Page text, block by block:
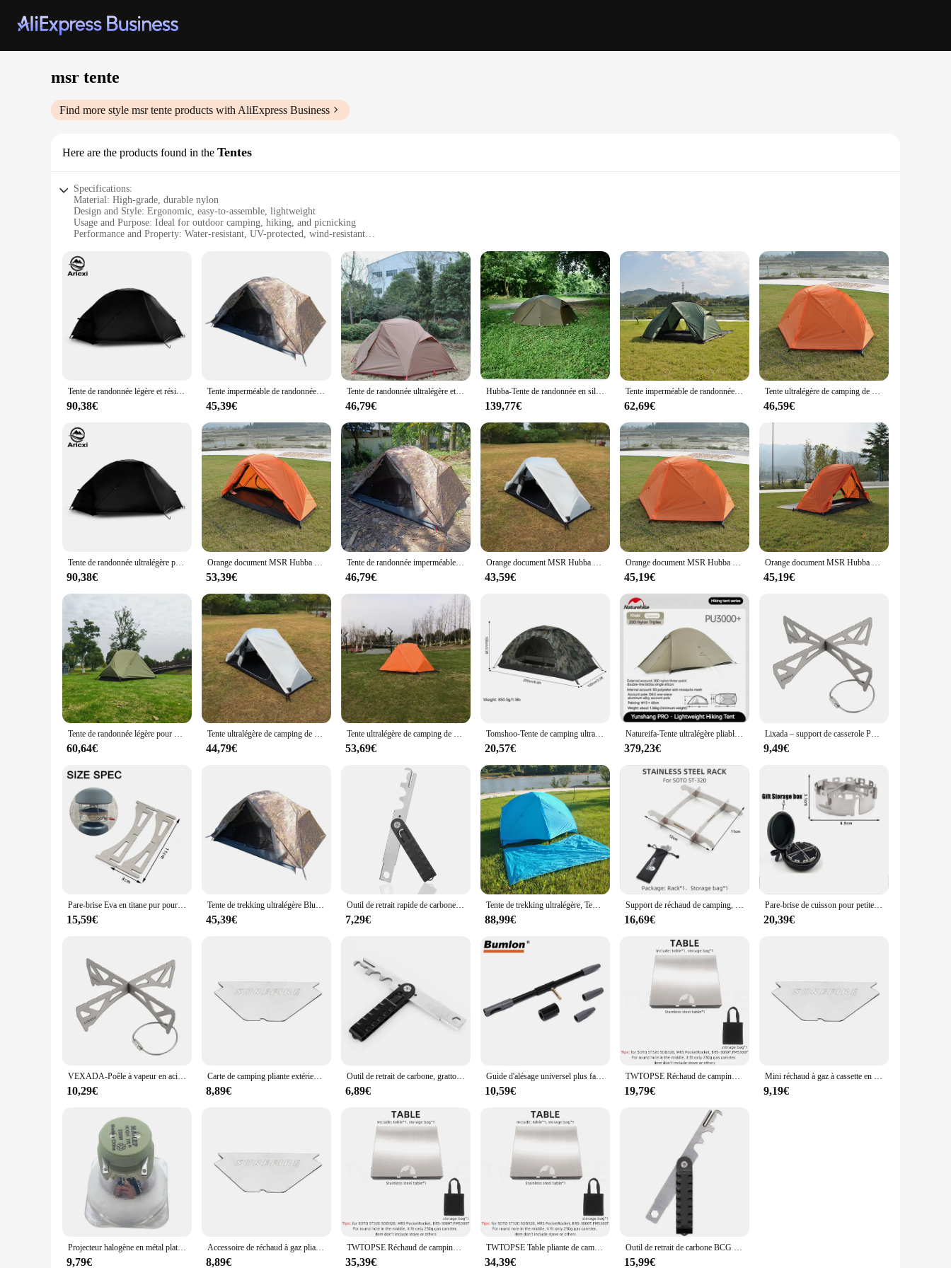
msr tente
Find more style msr tente products with AliExpress Business
Here are the products found in the Tentes
Specifications:
Material: High-grade, durable nylon
Design and Style: Ergonomic, easy-to-assemble, lightweight
Usage and Purpose: Ideal for outdoor camping, hiking, and picnicking
Performance and Property: Water-resistant, UV-protected, wind-resistant
Typical Adaptive Scenario: Versatile for various terrains and weather conditions
Features:
|Wholesale|Vendors|
**Durable Construction and Weather Resistance**
The msr tente is crafted from high-grade, durable nylon that is designed to withstand the rigors of outdoor adventures. Whether you're camping in the rain or hiking in the sun, this tent's water-
resistant and UV-protected fabric ensures your comfort and protection from the elements. The wind-resistant structure keeps you snug during unexpected gusts, making it a reliable shelter for any
outdoor activity.
The msr tente is not just about durability; it's also about convenience. The tent's design is focused on ease of assembly, allowing you to set up camp quickly and efficiently. Its lightweight nature makes
it easy to transport, making it an ideal choice for backpackers and hikers who value portability without compromising on comfort. The tent comes with a sturdy carrying bag, making it a breeze to
pack and carry wherever your adventures take you.
**Versatility and Adaptability**
This tent is a versatile addition to any outdoor enthusiast's gear. Its adaptable design makes it suitable for a wide range of scenarios, from family camping trips to solo hiking adventures. The msr
tente's compact size and lightweight construction make it a perfect fit for various terrains, from mountainous landscapes to beachside campsites. Its adaptability ensures that you have a reliable shelter,
no matter where your journey leads you.
Tente de randonnée légère et résistante à l'eau, revêtement en silicone 15D, style MSR Hubba NX, pour 1 homme
90,38€
Tente imperméable de randonnée, TXZ-015 tente de MSR viennent avec l'empreinte
45,39€
Tente de randonnée ultralégère et imperméable, tente améliorée MSR Hubaba NX, tente 2 personnes avec empreinte, 2 personnes, CZX-462
46,79€
Hubba-Tente de randonnée en silicone 15D pour homme, revêtement léger, style MSR NX, Ripstop, étanche, livraison rapide
139,77€
Tente imperméable de randonnée, TXZ-015 tente de MSR viennent avec l'empreinte
62,69€
Tente ultralégère de camping de double couche 1 hypothèque, CZX-217 imperméable Deliveralight 1 personne MSR Hubaba tente viennent avec l'empreinte
46,59€
Tente de randonnée ultralégère pour hommes, enduite de silicone, style MSR Hubba Hubba NX, tente de randonnée légère, tente imperméable Ripstop
90,38€
Orange document MSR Hubba Hubba NX 1 Tente de randonnée légère, CZX-305 étanche Deliveralight 1 homme tente, tente de trekking
53,39€
Tente de randonnée imperméable, poteau en aluminium d'aviation haut de gamme, double couche, 2 personnes, tente MSR TXZ-015, livrée avec une empreinte de pas
46,79€
Orange document MSR Hubba Hubba NX 1 Tente de randonnée légère, CZX-305 étanche Deliveralight 1 homme tente, tente de trekking
43,59€
Orange document MSR Hubba Hubba NX 1 Tente de randonnée légère, CZX-305 étanche Deliveralight 1 homme tente, tente de trekking
45,19€
Orange document MSR Hubba Hubba NX 1 Tente de randonnée légère, CZX-305 étanche Deliveralight 1 homme tente, tente de trekking
45,19€
Tente de randonnée légère pour hommes, tente imperméable Ripstop, pour document important, style MSR Hubba Hubba NX, 1 prêt Tat
60,64€
Tente ultralégère de camping de double couche 1 hypothèque, CZX-217 imperméable Deliveralight 1 personne MSR Hubaba tente viennent avec l'empreinte
44,79€
Tente ultralégère de camping de double couche 1 hypothèque, CZX-217 imperméable Deliveralight 1 personne MSR Hubaba tente viennent avec l'empreinte
53,69€
Tomshoo-Tente de camping ultralégère monocouche, tente de randonnée portable, revêtement anti-UV, Udissolvant 30 + pour la pêche à la plage en plein air, 1/2
20,57€
Natureifa-Tente ultralégère pliable Cloud Up Pro, coupe-vent, voyage Tat, sac à dos, 1 hypothèque
379,23€
Lixada – support de casserole Portable en titane et acier inoxydable, combinaison croisée, système de réacteur Msr, support de cuisson à la vapeur
9,49€
Pare-brise Eva en titane pur pour réacteur MSR, réchaud extérieur, équipement de pique-nique de camping, pare-brise, accessoires, 6,000 prompt ket
15,59€
Tente de trekking ultralégère Blue document, tente de camping étanche à double couche 2 hypothèques, CZX-302 tente MSR Hubba NX venir avec empreinte
45,39€
Outil de retrait rapide de carbone BCG, plates-formes MSR, AR15, 2,2 grattoir, groupe Electrolux, livres de fusil T4,. 223/5,. 56
7,29€
Tente de trekking ultralégère, Tente de camping en nylon silicone ultralégère 2 hypothèques 20D, CZX-449B MSR Hubaba NX 2 Tente Tatavec empreinte
88,99€
Support de réchaud de camping, pare-vent pour SOTO ST320, table pliante ultralégère en acier inoxydable titane pour petite fusée MSR
16,69€
Pare-brise de cuisson pour petite cuisinière à gaz à trois mâchoires, accessoires de cuisinière d'extérieur pour MSR, Green Patricia Starfire, Rocket
20,39€
VEXADA-Poêle à vapeur en acier inoxydable et titane T1, système de réacteur MSR à flux croisé portable
10,29€
Carte de camping pliante extérieure portable, accessoire de cuisinière à gaz, pare-brise de table en acier inoxydable, pot T1 SSain 320 et MSR PocketRocket
8,89€
Outil de retrait de carbone, grattoir pour AR15 BCG .308 ou 7.62/M16 MSR .223 ou 5.56, livres d'entretien pour 2,2 Electrolux et goupille de tir glute
6,89€
Guide d'alésage universel plus facile et plus sûr pistolet propre brosse armée accessoires conçus pour MSR/AR Style fusil nouvelle Rl37-0100
10,59€
TWTOPSE Réchaud de camping Table pliante pour SOTO SOD320 BRS-3000T MSR Pocket Rocket FMS-300T Réchaud intégré Fit 230g Fuel Gas Cani
19,79€
Mini réchaud à gaz à cassette en acier inoxydable, table de camping pliante extérieure portable, isolation thermique, adapté pour SSain 320 et MSR PocketRocket
9,19€
Projecteur halogène en métal platine, faisceau Shake Head, lumière de scène, MSD, MSR, MaileChancellor, DJ Chang 9R, 260W, 260W
9,79€
Accessoire de réchaud à gaz pliable portable d'extérieur, table en acier inoxydable, pare-brise, pot T1 pour SSain 320 MSR PocketRocket
8,89€
TWTOPSE Réchaud de camping Table pliante Titane T1 pour SOTO ST320 SOD320 BRS-3000T MSR Pocket Rocket Fit 230g Fuel Gas Canister
35,39€
TWTOPSE Table pliante de camping pour BRS-3000T MSR Pocket Rocket SOTO ST320 SOD320 Cuisinière en acier inoxydable pèse environ 380g
34,39€
Outil de retrait de carbone BCG MSR Grattoir Livres Kit Boulon Electrolux Groupe pour la chasse AR-15 figuré M16 .223/5.56 décent bre Pistolet Accessoires
15,99€